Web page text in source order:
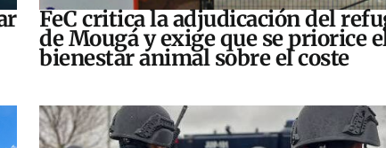
FeC critica la adjudicación del
de Mougá y exige que se priorice
bienestar animal sobre el coste